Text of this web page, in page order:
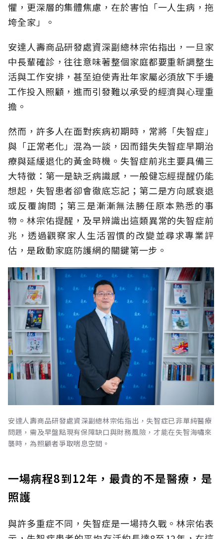
懼，更深層的集體焦慮，在於害怕「一人生病，拖
垮全家」。
安達人壽商品研發處資深副總林宗佑指出，一旦家
中長輩確診，往往意味著整個家庭都要重新調整生
活與工作安排，甚至迫使青壯年家屬必須放下手邊
工作投入照顧，進而引發難以承受的經濟與心理重
擔。
然而，許多人在面對疾病初期時，常將「失智症」
與「正常老化」混為一談，因而錯失失智症早期治
療與延緩退化的黃金時機。失智症前兆主要具備三
大特徵：第一是缺乏病識感，一般健忘經提醒仍能
想起，失智患者卻會徹底忘記；第二是方向感衰退
或反覆詢問；第三是漸漸無法勝任原本熟悉的事
物。林宗佑提醒，及早辨識出這類異常的失智症前
兆，透過觀察家人生活習慣的改變並尋求專業評
估，是啟動家庭防護網的關鍵第一步。
安達人壽商品研發處資深副總林宗佑指出，失智症已非單純醫療
問題，需及早盤點現有保障缺口與財務風險，才能在失智海嘯來
襲時，為照顧者爭取喘息空間。
一場病程8到12年，最貴的不是醫療，是
照護
與許多重症不同，失智症是一場持久戰。林宗佑表